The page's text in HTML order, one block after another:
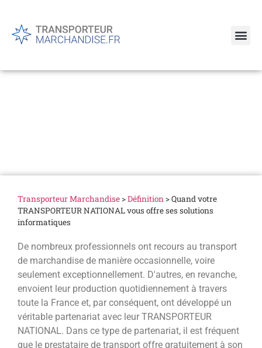
Transporteur Marchandise>Définition>Quand votre
TRANSPORTEUR NATIONAL vous offre ses solutions
informatiques
De nombreux professionnels ont recours au transport
de marchandise de manière occasionnelle, voire
seulement exceptionnellement. D'autres, en revanche,
envoient leur production quotidiennement à travers
toute la France et, par conséquent, ont développé un
véritable partenariat avec leur TRANSPORTEUR
NATIONAL. Dans ce type de partenariat, il est fréquent
que le prestataire de transport offre gratuitement à son